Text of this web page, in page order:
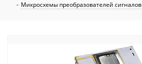
- Микросхемы преобразователей сигналов